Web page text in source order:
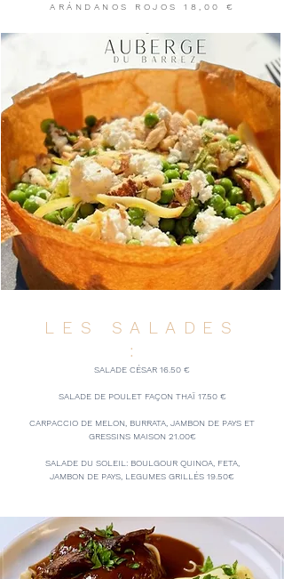
ARÁNDANOS ROJOS 18,00 €
LES SALADES
:
SALADE CÉSAR 16.50 €
SALADE DE POULET FAÇON THAÏ 17.50 €
CARPACCIO DE MELON, BURRATA, JAMBON DE PAYS ET
GRESSINS MAISON 21.00€
SALADE DU SOLEIL: BOULGOUR QUINOA, FETA,
JAMBON DE PAYS, LEGUMES GRILLÉS 19.50€